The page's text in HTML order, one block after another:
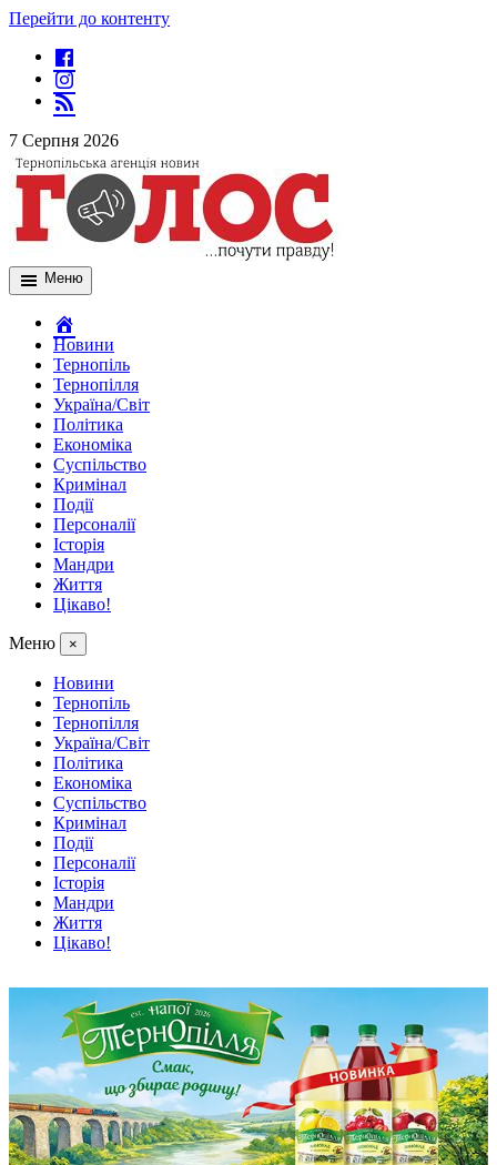
Перейти до контенту
7 Серпня 2026
Меню
Новини
Тернопіль
Тернопілля
Україна/Світ
Політика
Економіка
Суспільство
Кримінал
Події
Персоналії
Історія
Мандри
Життя
Цікаво!
Меню ×
Новини
Тернопіль
Тернопілля
Україна/Світ
Політика
Економіка
Суспільство
Кримінал
Події
Персоналії
Історія
Мандри
Життя
Цікаво!